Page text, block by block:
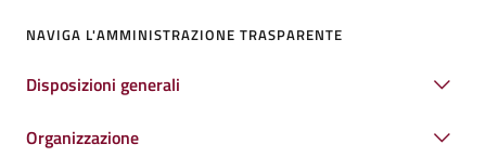
NAVIGA L'AMMINISTRAZIONE TRASPARENTE
Disposizioni generali
Organizzazione